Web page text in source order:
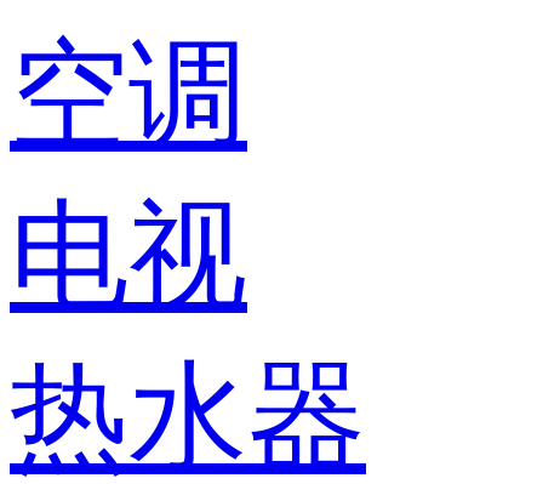
空调
电视
热水器